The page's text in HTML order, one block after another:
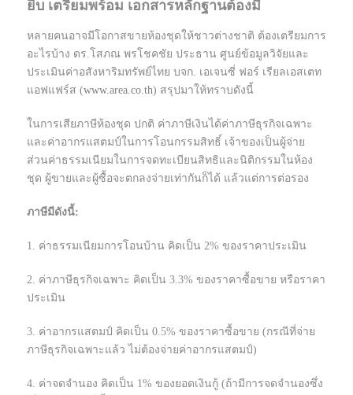
ยิบ เตรียมพร้อม เอกสารหลักฐานต้องมี
หลายคนอาจมีโอกาสขายห้องชุดให้ชาวต่างชาติ ต้องเตรียมการ
อะไรบ้าง ดร.โสภณ พรโชคชัย ประธาน ศูนย์ข้อมูลวิจัยและ
ประเมินค่าอสังหาริมทรัพย์ไทย บจก. เอเจนซี่ ฟอร์ เรียลเอสเตท
แอฟแฟร์ส (www.area.co.th) สรุปมาให้ทราบดังนี้
ในการเสียภาษีห้องชุด ปกติ ค่าภาษีเงินได้ค่าภาษีธุรกิจเฉพาะ
และค่าอากรแสตมป์ในการโอนกรรมสิทธิ์ เจ้าของเป็นผู้จ่าย
ส่วนค่าธรรมเนียมในการจดทะเบียนสิทธิและนิติกรรมในห้อง
ชุด ผู้ขายและผู้ซื้อจะตกลงจ่ายเท่ากันก็ได้ แล้วแต่การต่อรอง
ภาษีมีดังนี้:
1. ค่าธรรมเนียมการโอนบ้าน คิดเป็น 2% ของราคาประเมิน
2. ค่าภาษีธุรกิจเฉพาะ คิดเป็น 3.3% ของราคาซื้อขาย หรือราคา
ประเมิน
3. ค่าอากรแสตมป์ คิดเป็น 0.5% ของราคาซื้อขาย (กรณีที่จ่าย
ภาษีธุรกิจเฉพาะแล้ว ไม่ต้องจ่ายค่าอากรแสตมป์)
4. ค่าจดจำนอง คิดเป็น 1% ของยอดเงินกู้ (ถ้ามีการจดจำนองซึ่ง